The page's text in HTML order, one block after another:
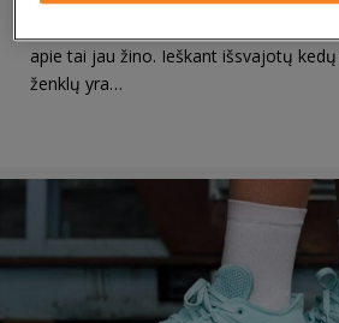
apie tai jau žino. Ieškant išsvajotų
ženklų yra…